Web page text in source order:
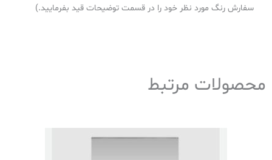
سفارش رنگ مورد نظر خود را در قسمت توضیحات قید بفرمایید.)
محصولات مرتبط